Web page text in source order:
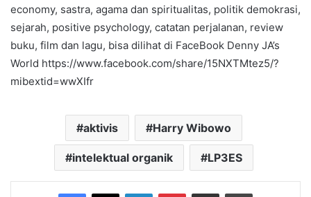
economy, sastra, agama dan spiritualitas, politik demokrasi,
sejarah, positive psychology, catatan perjalanan, review
buku, film dan lagu, bisa dilihat di FaceBook Denny JA’s
World https://www.facebook.com/share/15NXTMtez5/?
mibextid=wwXIfr
aktivis Harry Wibowo
intelektual organik LP3ES
Facebook
X LinkedInPinterestShare via Email Print